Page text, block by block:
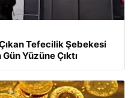
Tefecilik Şebekesi
Yüzüne Çıktı